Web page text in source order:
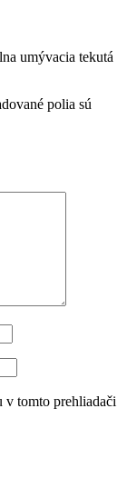
umývacia tekutá
polia sú
tomto prehliadači